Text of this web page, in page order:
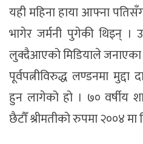
यही महिना हाया आफ्ना
भागेर जर्मनी पुगेकी थिइन् ।
लुक्दैआएको मिडियाले
पूर्वपत्नीविरुद्ध लण्डनमा
हुन लागेको हो । ७० वर्षीय
छैटौँ श्रीमतीको रुपमा २००४ मा